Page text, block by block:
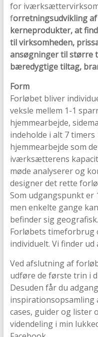
for
forretningsudvikling
kerneprodukter, at
til virksomheden,
ansøgninger til større
bæredygtige tiltag,
Form
Forløbet bliver
veksle mellem 1-1
hjemmearbejde,
indeholde i alt 7
hjemmearbejde som
iværksætterens
møde analyserer og
designer det rette
Som udgangspunkt er
men enkelte gange
befinder sig
Forløbets timeforbrug
individuelt. Vi finder ud
Ved afslutning af
udføre de første trin i
Desuden får du
cases, guider og lister
videndeling i min